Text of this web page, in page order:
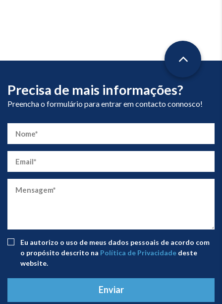
Precisa de mais informações?
Preencha o formulário para entrar em contacto connosco!
Eu autorizo ​​o uso de meus dados pessoais de acordo com
o propósito descrito na Política de Privacidade deste
website.
Enviar